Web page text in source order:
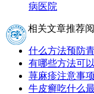
病医院
相关文章推荐
什么方法预防
有哪些方法可
荨麻疹注意事项
牛皮癣吃什么